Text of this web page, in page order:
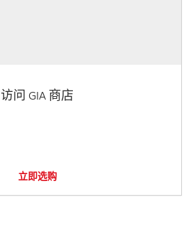
访问 GIA 商店
立即选购